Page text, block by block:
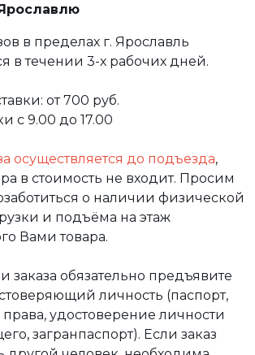
в пределах г. Ярославль
в течении 3-х рабочих дней.
от 700 руб.
с 9.00 до 17.00
осуществляется до подъезда,
в стоимость не входит. Просим
о наличии физической
и подъёма на этаж
Вами товара.
заказа обязательно предъявите
личность (паспорт,
удостоверение личности
загранпаспорт). Если заказ